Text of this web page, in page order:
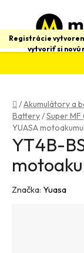
obsah
Registrácie
vytvoriť si novú
Domov
/Akumulátory a
Battery/Super MF
YUASA
YT4B-
Značka: Yuasa